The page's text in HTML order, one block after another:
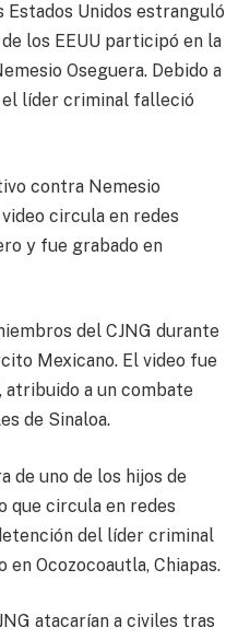
Estados Unidos estranguló
los EEUU participó en la
Oseguera. Debido a
el líder criminal falleció
contra Nemesio
video circula en redes
y fue grabado en
del CJNG durante
Mexicano. El video fue
atribuido a un combate
de Sinaloa.
de uno de los hijos de
que circula en redes
del líder criminal
Ocozocoautla, Chiapas.
atacarían a civiles tras